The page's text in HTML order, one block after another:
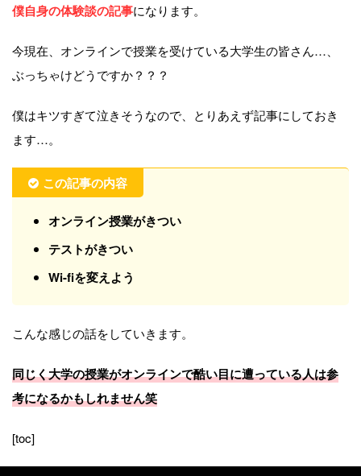
僕自身の体験談の記事になります。
今現在、オンラインで授業を受けている大学生の皆さん…、
ぶっちゃけどうですか？？？
僕はキツすぎて泣きそうなので、とりあえず記事にしておき
ます…。
この記事の内容
オンライン授業がきつい
テストがきつい
Wi-fiを変えよう
こんな感じの話をしていきます。
同じく大学の授業がオンラインで酷い目に遭っている人は参
考になるかもしれません笑
[toc]